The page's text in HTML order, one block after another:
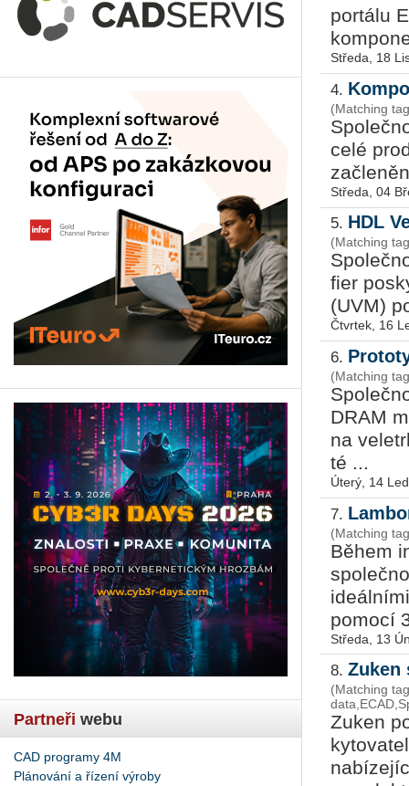
Partneři webu
CAD programy 4M
Plánování a řízení výroby
por­tá­lu
Středa, 18
4.
(Matching
celé
Středa, 04
5. HDL
(Matching
fier
(UVM)
Čtvrtek, 16
6.
(Matching
DRAM
na
té ...
Úterý, 14
7.
(Matching
Během
pomocí
Středa, 13
8. Zuken
(Matching
Zuken